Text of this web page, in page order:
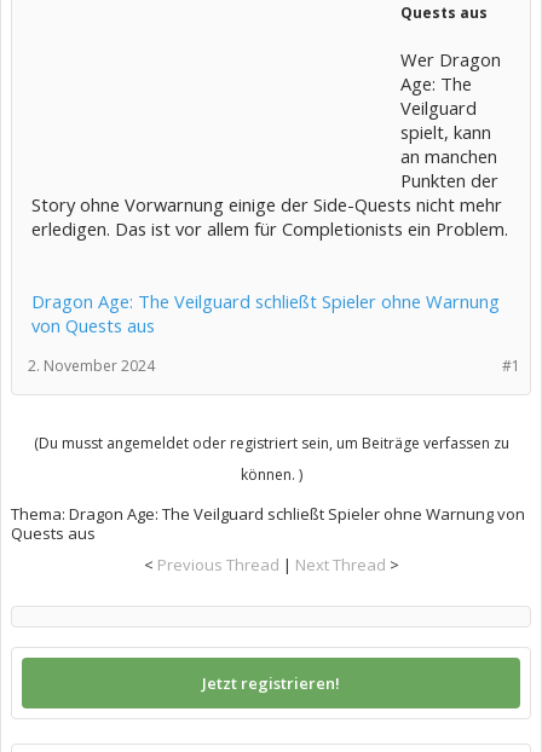
Quests aus
Wer Dragon
Age: The
Veilguard
spielt, kann
an manchen
Punkten der
Story ohne Vorwarnung einige der Side-Quests nicht mehr
erledigen. Das ist vor allem für Completionists ein Problem.
Dragon Age: The Veilguard schließt Spieler ohne Warnung
von Quests aus
#1
2. November 2024
(Du musst angemeldet oder registriert sein, um Beiträge verfassen zu
können. )
Thema: Dragon Age: The Veilguard schließt Spieler ohne Warnung von
Quests aus
< Previous Thread | Next Thread >
Jetzt registrieren!